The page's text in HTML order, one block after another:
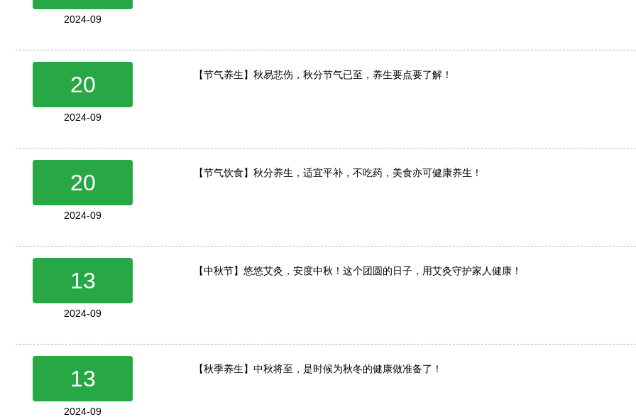
2024-09
20
2024-09
【节气养生】秋易悲伤，秋分节气已至，养生要点要了解！
20
2024-09
【节气饮食】秋分养生，适宜平补，不吃药，美食亦可健康养生！
13
2024-09
【中秋节】悠悠艾灸，安度中秋！这个团圆的日子，用艾灸守护家人健康！
13
2024-09
【秋季养生】中秋将至，是时候为秋冬的健康做准备了！